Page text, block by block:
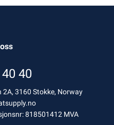
40
2A, 3160 Stokke, Norway
818501412 MVA